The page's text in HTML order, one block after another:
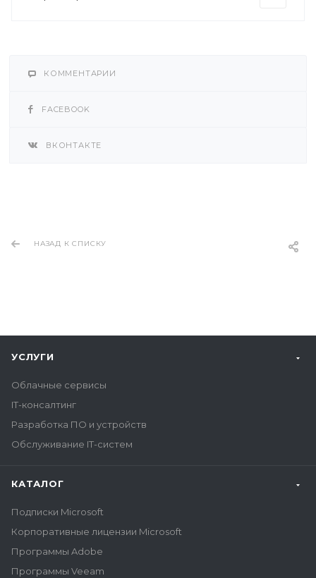
КОММЕНТАРИИ
FACEBOOK
ВКОНТАКТЕ
НАЗАД К СПИСКУ
УСЛУГИ
Облачные сервисы
IT-консалтинг
Разработка ПО и устройств
Обслуживание IT-систем
КАТАЛОГ
Подписки Microsoft
Корпоративные лицензии Microsoft
Программы Adobe
Программы Veeam